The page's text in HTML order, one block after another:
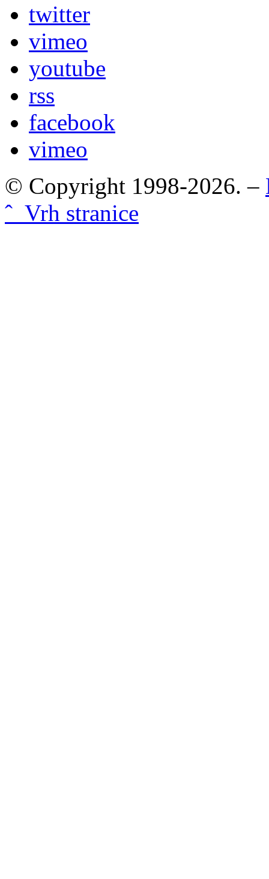
twitter
vimeo
youtube
rss
facebook
vimeo
© Copyright 1998-2026. –
ˆ Vrh stranice